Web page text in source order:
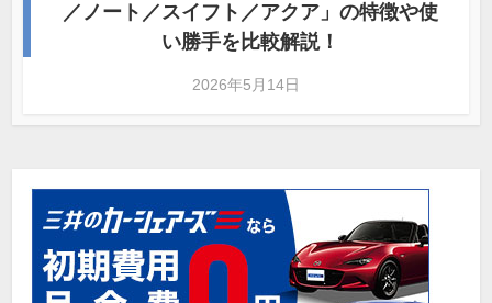
／ノート／スイフト／アクア」の特徴や使
い勝手を比較解説！
2026年5月14日